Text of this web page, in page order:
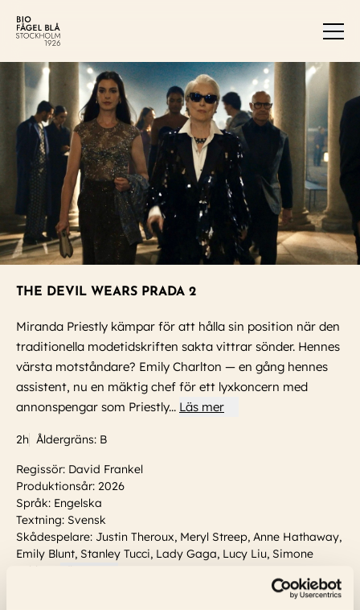
THE DEVIL WEARS PRADA 2
Miranda Priestly kämpar för att hålla sin position när den
traditionella modetidskriften sakta vittrar sönder. Hennes
värsta motståndare? Emily Charlton — en gång hennes
assistent, nu en mäktig chef för ett lyxkoncern med
annonspengar som Priestly... Läs mer
2h Åldergräns: B
Regissör: David Frankel
Produktionsår: 2026
Språk: Engelska
Textning: Svensk
Skådespelare: Justin Theroux, Meryl Streep, Anne Hathaway,
Emily Blunt, Stanley Tucci, Lady Gaga, Lucy Liu, Simone